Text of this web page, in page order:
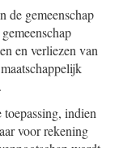
de gemeenschap
en verliezen van
indien
voor rekening